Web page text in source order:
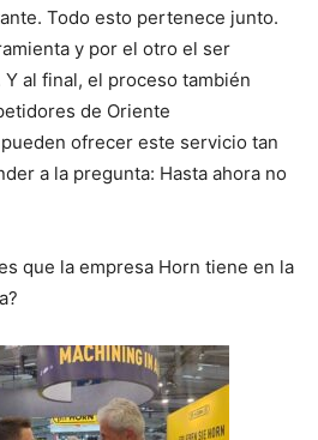
Todo esto pertenece junto.
y por el otro el ser
al final, el proceso también
de Oriente
ofrecer este servicio tan
a la pregunta: Hasta ahora no
que la empresa Horn tiene en la